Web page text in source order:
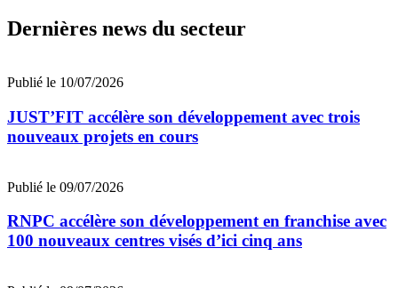
Dernières news du secteur
Publié le 10/07/2026
JUST’FIT accélère son développement avec trois
nouveaux projets en cours
Publié le 09/07/2026
RNPC accélère son développement en franchise avec
100 nouveaux centres visés d’ici cinq ans